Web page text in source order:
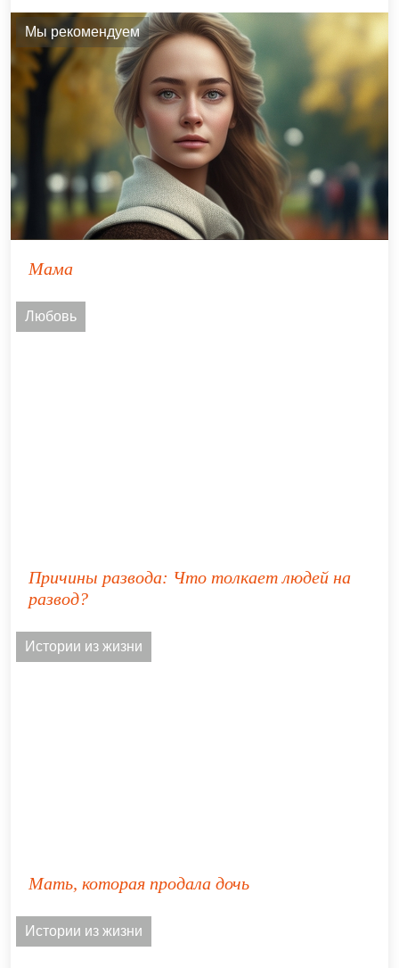
Мы рекомендуем
Мама
Любовь
Причины развода: Что толкает людей на
развод?
Истории из жизни
Мать, которая продала дочь
Истории из жизни